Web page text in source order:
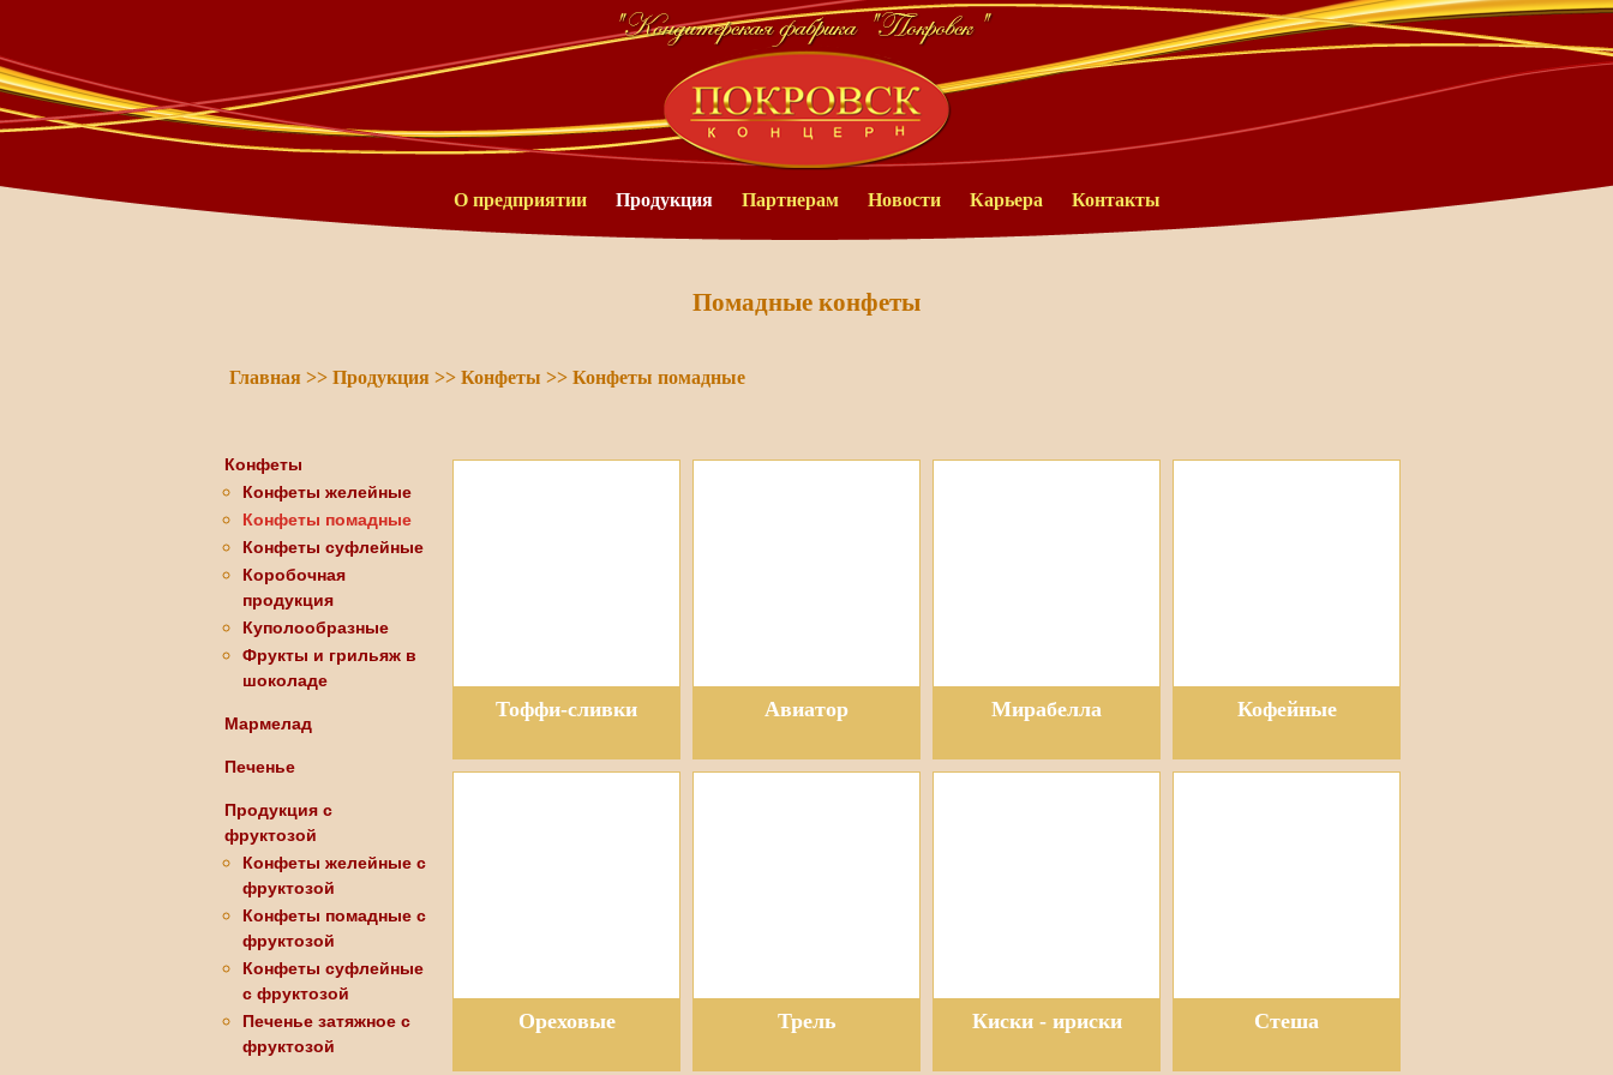
О предприятии Продукция Партнерам Новости Карьера Контакты
Главная >> Продукция >> Конфеты >> Конфеты помадные
Конфеты
Конфеты желейные
Конфеты помадные
Конфеты суфлейные
Коробочная
продукция
Куполообразные
Фрукты и грильяж в
шоколаде
Мармелад
Печенье
Продукция с
фруктозой
Конфеты желейные с
фруктозой
Конфеты помадные с
фруктозой
Конфеты суфлейные
с фруктозой
Печенье затяжное с
фруктозой
Помадные конфеты
Тоффи-сливки Авиатор Мирабелла Кофейные
Ореховые Трель Киски - ириски Стеша